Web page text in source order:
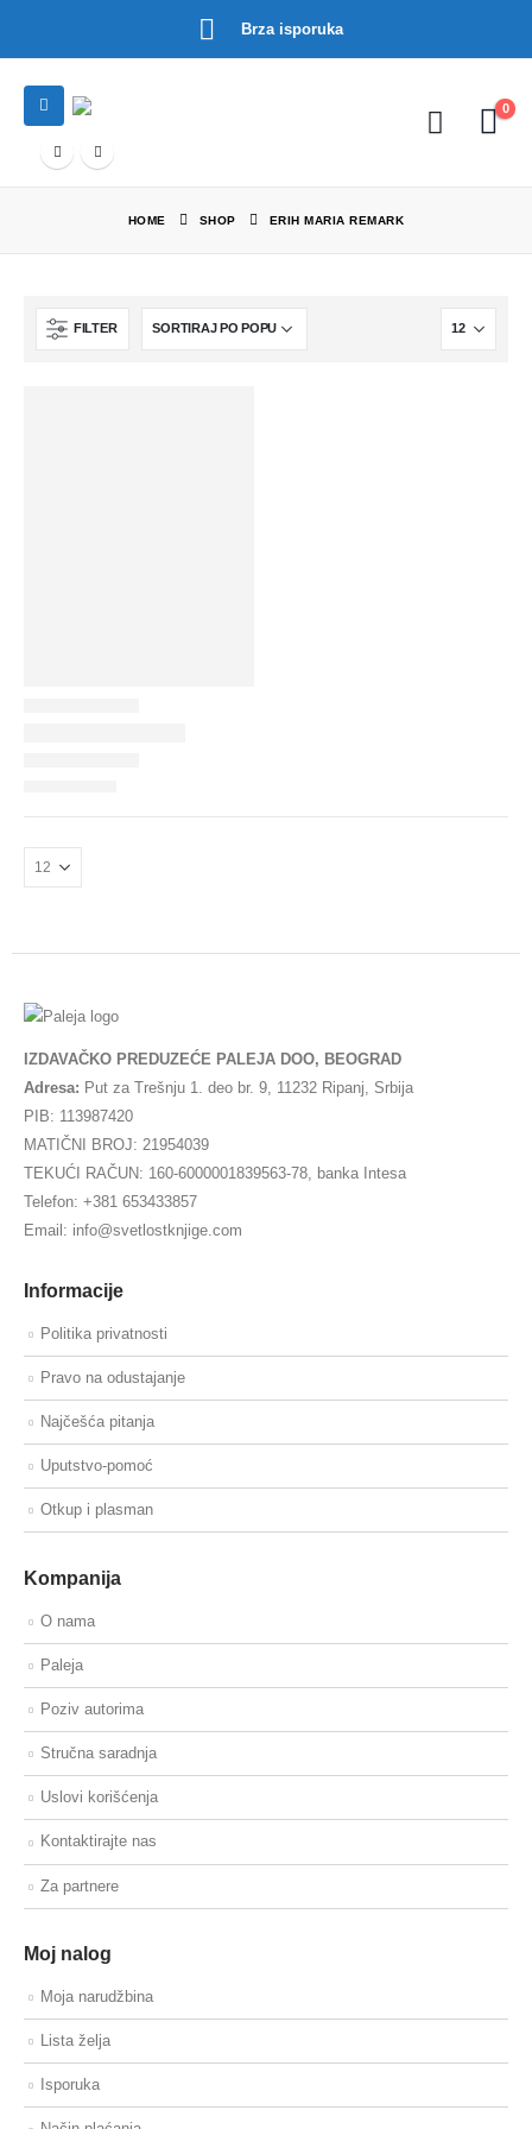
Brza isporuka
0
HOME SHOP ERIH MARIA REMARK
FILTER
IZDAVAČKO PREDUZEĆE PALEJA DOO, BEOGRAD
Adresa: Put za Trešnju 1. deo br. 9, 11232 Ripanj, Srbija
PIB: 113987420
MATIČNI BROJ: 21954039
TEKUĆI RAČUN: 160-6000001839563-78, banka Intesa
Telefon: +381 653433857
Email: info@svetlostknjige.com
Informacije
Politika privatnosti
Pravo na odustajanje
Najčešća pitanja
Uputstvo-pomoć
Otkup i plasman
Kompanija
O nama
Paleja
Poziv autorima
Stručna saradnja
Uslovi korišćenja
Kontaktirajte nas
Za partnere
Moj nalog
Moja narudžbina
Lista želja
Isporuka